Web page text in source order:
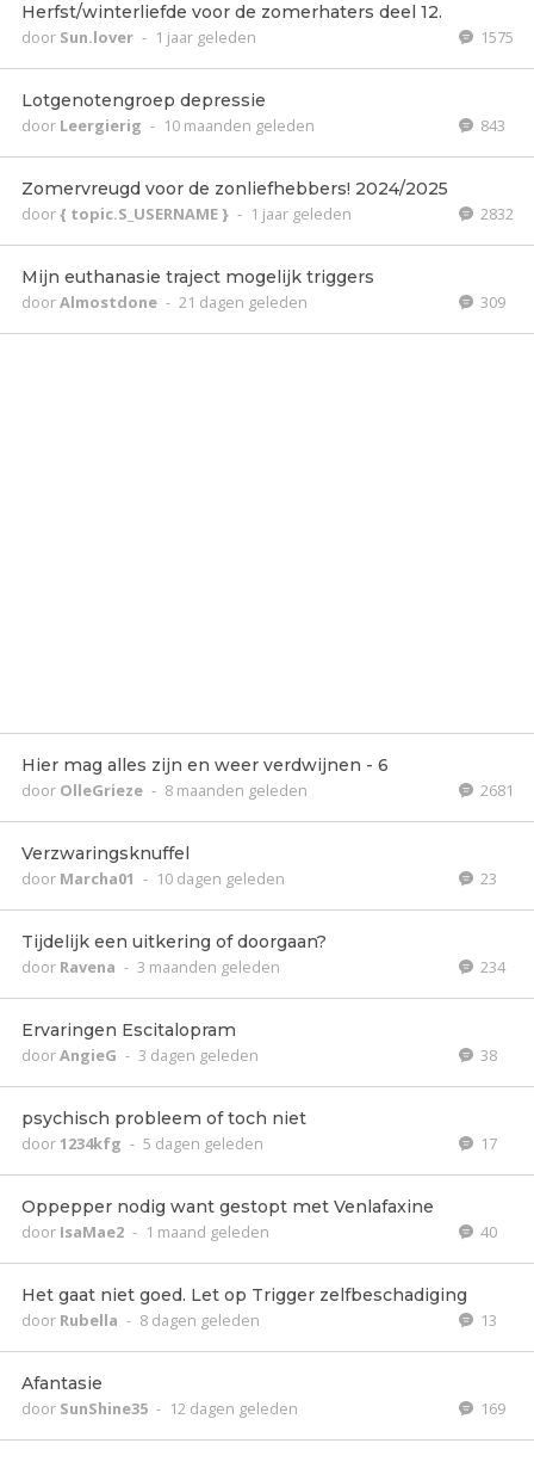
Herfst/winterliefde voor de zomerhaters deel 12.
door Sun.lover - 1 jaar geleden 1575
Lotgenotengroep depressie
door Leergierig - 10 maanden geleden 843
Zomervreugd voor de zonliefhebbers! 2024/2025
door{ topic.S_USERNAME } - 1 jaar geleden 2832
Mijn euthanasie traject mogelijk triggers
doorAlmostdone - 21 dagen geleden 309
Hier mag alles zijn en weer verdwijnen - 6
door OlleGrieze - 8 maanden geleden 2681
Verzwaringsknuffel
door Marcha01 - 10 dagen geleden 23
Tijdelijk een uitkering of doorgaan?
door Ravena - 3 maanden geleden 234
Ervaringen Escitalopram
doorAngieG - 3 dagen geleden 38
psychisch probleem of toch niet
door1234kfg - 5 dagen geleden 17
Oppepper nodig want gestopt met Venlafaxine
door IsaMae2 - 1 maand geleden 40
Het gaat niet goed. Let op Trigger zelfbeschadiging
door Rubella - 8 dagen geleden 13
Afantasie
door SunShine35 - 12 dagen geleden 169